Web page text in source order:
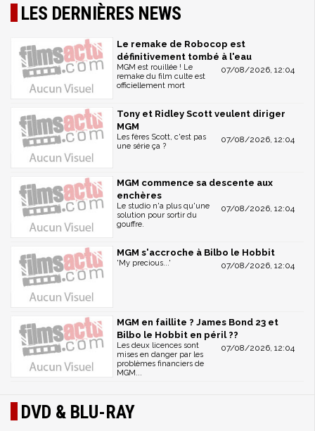
LES DERNIÈRES NEWS
Le remake de Robocop est
définitivement tombé à l'eau
07/08/2026, 12:04
MGM est rouillée ! Le
remake du film culte est
officiellement mort
Tony et Ridley Scott veulent diriger
MGM
07/08/2026, 12:04
Les fères Scott, c'est pas
une série ça ?
MGM commence sa descente aux
enchères
07/08/2026, 12:04
Le studio n'a plus qu'une
solution pour sortir du
gouffre.
MGM s'accroche à Bilbo le Hobbit
07/08/2026, 12:04
'My precious...'
MGM en faillite ? James Bond 23 et
Bilbo le Hobbit en péril ??
07/08/2026, 12:04
Les deux licences sont
mises en danger par les
problèmes financiers de
MGM...
DVD & BLU-RAY